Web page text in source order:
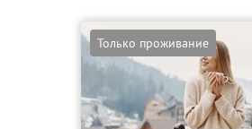
Только проживание